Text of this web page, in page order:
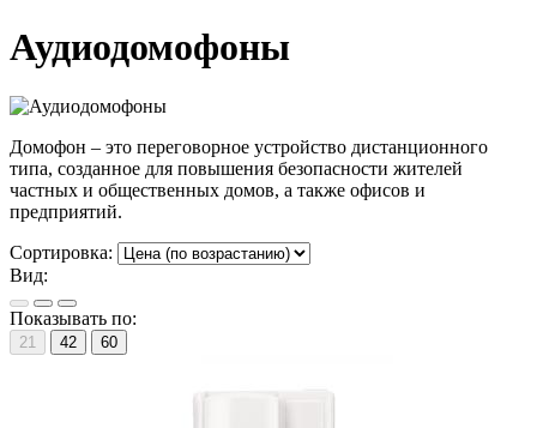
Аудиодомофоны
Домофон – это переговорное устройство дистанционного
типа, созданное для повышения безопасности жителей
частных и общественных домов, а также офисов и
предприятий.
Сортировка:
Вид:
Показывать по:
21 42 60